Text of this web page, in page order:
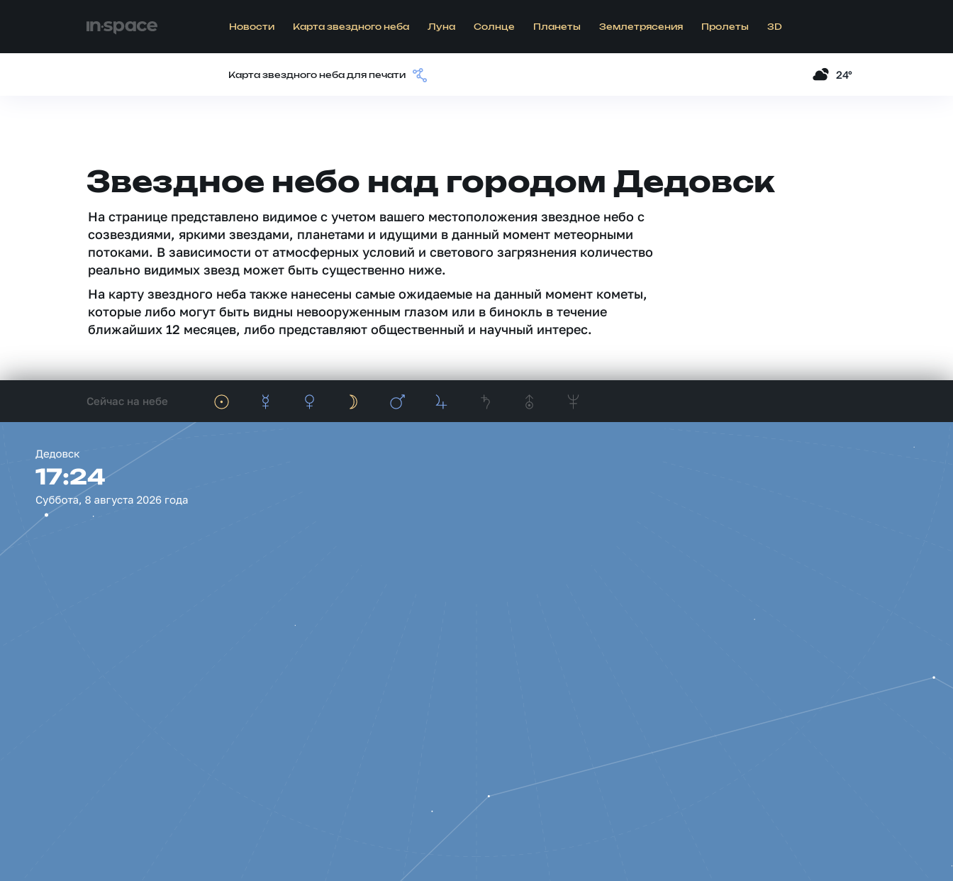
Новости Карта звездного неба Луна Солнце Планеты Землетрясения Пролеты 3D
Карта звездного неба для печати 24°
Звездное небо над городом Дедовск
На странице представлено видимое c учетом вашего местоположения звездное небо c
созвездиями, яркими звездами, планетами и идущими в данный момент метеорными
потоками. В зависимости от атмосферных условий и светового загрязнения количество
реально видимых звезд может быть существенно ниже.
На карту звездного неба также нанесены самые ожидаемые на данный момент кометы,
которые либо могут быть видны невооруженным глазом или в бинокль в течение
ближайших 12 месяцев, либо представляют общественный и научный интерес.
Сейчас на небе